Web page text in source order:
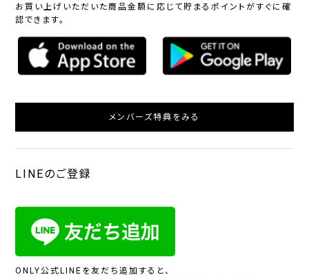
お買い上げいただいた商品金額に応じて貯まるポイントがすぐに確
認できます。
メンバーズ特典をみる
LINEのご登録
ONLY公式LINEを友だち追加すると、